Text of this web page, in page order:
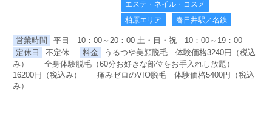
エステ・ネイル・コスメ
柏原エリア
春日井駅／名鉄
営業時間
平日 10：00～20：00 土・日・祝 10：00～19：00
定休日
不定休 料金
うるつや美顔脱毛 体験価格3240円（税込
み） 全身体験脱毛（60分お好きな部位をお手入れし放題）
16200円（税込み） 痛みゼロのVIO脱毛 体験価格5400円（税込
み）